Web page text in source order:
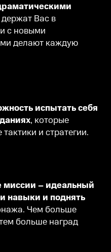
Вас в
с новыми
делают каждую
испытать себя
, которые
и стратегии.
миссии – идеальный
навыки и поднять
Чем больше
больше наград